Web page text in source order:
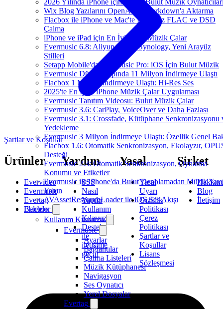
2026 Yılında iPhone için En İyi Bulut Müzik
Wix Blog Yazılarını OpenAI ile Markdown'a Aktarma
Flacbox ile iPhone ve Mac'te Kayıpsız FLAC ve DSD
Çalma
iPhone ve iPad için En İyi Bulut Müzik Çalar
Evermusic 6.8: Aliyun Drive, Synology, Yeni Arayüz
Stilleri
Setapp Mobile'da Evermusic Pro: iOS İçin Bulut Müzik
Evermusic Dünya Çapında 11 Milyon İndirmeye Ulaştı
Flacbox 1 Milyon İndirmeye Ulaştı: Hi-Res Ses
2025'te En İyi 5 iPhone Müzik Çalar Uygulaması
Evermusic Tanıtım Videosu: Bulut Müzik Çalar
Evermusic 3.6: CarPlay, VoiceOver ve Daha Fazlası
Evermusic 3.1: Crossfade, Kütüphane Senkronizasyonu
Yedekleme
Evermusic 3 Milyon İndirmeye Ulaştı: Özellik Genel
Flacbox 1.6: Otomatik Senkronizasyon, Ekolayzır,
Desteği
Evermusic 2.3: Otomatik Senkronizasyon, Oynatma
Konumu ve Etiketler
Evermusic ile iPhone'da Bulut Depolamadan Müzik
Yapın
AVAssetResourceLoader ile iOS Ses Akışı
Belgeler
Kullanım Kılavuzu
Evermusic
Ayarlar
Bağlantılar
Çalma Listeleri
Müzik Kütüphanesi
Navigasyon
Ses Oynatıcı
Yerel Dosyalar
Evertag
Şartlar ve Koşullar
Ürünler
Evervideo
Evermusic
Evertag
Flacbox
Yardım
SSS
Nasıl
Yapılır
Kullanım
Kılavuzu
Destek
ile
iletişime
geçin
Yasal
Yasal
Uyarı
Gizlilik
Politikası
Çerez
Politikası
Şartlar ve
Koşullar
Lisans
Sözleşmesi
Şirket
Blog
İletişim